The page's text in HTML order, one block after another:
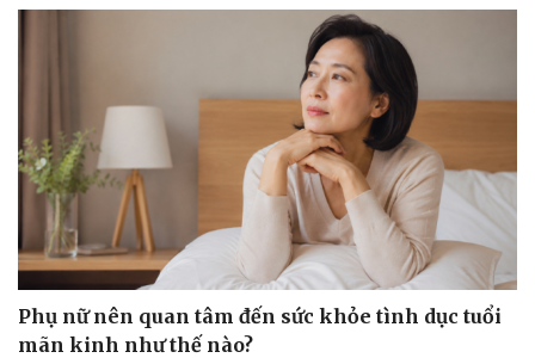
Văn hóa
Sân khấu - Điện ảnh
Văn học
Âm nhạc
Di sản
Giải trí
Nghệ sĩ
Thời trang
Sao Việt
Phụ nữ nên quan tâm đến sức khỏe tình dục tuổi
mãn kinh như thế nào?